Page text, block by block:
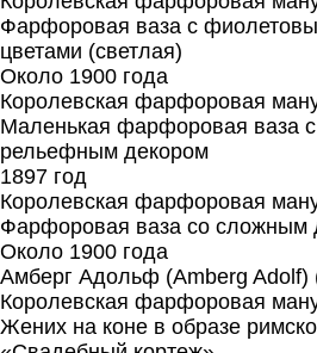
Фарфоровая ваза с
цветами (светлая)
Около 1900 года
Королевская фарфоровая
Маленькая фарфоровая ваза
рельефным декором
1897 год
Королевская фарфоровая
Фарфоровая ваза со сложным
Около 1900 года
Амберг Адольф (Amberg Adolf)
Королевская фарфоровая
Жених на коне в образе